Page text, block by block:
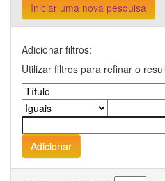
Iniciar uma nova pesquisa
Adicionar filtros:
Utilizar filtros para refinar o